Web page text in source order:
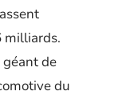
milliards.
de
du